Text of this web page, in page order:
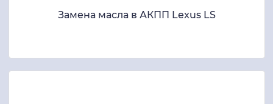
Замена масла в АКПП Lexus LS